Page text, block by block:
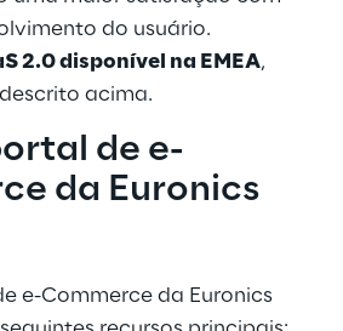
do usuário.
2.0 disponível na EMEA,
acima.
de e-
da Euronics
e-Commerce da Euronics